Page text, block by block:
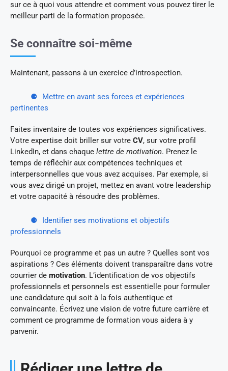
sur ce à quoi vous attendre et comment vous pouvez tirer le
meilleur parti de la formation proposée.
Se connaître soi-même
Maintenant, passons à un exercice d’introspection.
Mettre en avant ses forces et expériences
pertinentes
Faites inventaire de toutes vos expériences significatives.
Votre expertise doit briller sur votre CV, sur votre profil
LinkedIn, et dans chaque lettre de motivation. Prenez le
temps de réfléchir aux compétences techniques et
interpersonnelles que vous avez acquises. Par exemple, si
vous avez dirigé un projet, mettez en avant votre leadership
et votre capacité à résoudre des problèmes.
Identifier ses motivations et objectifs
professionnels
Pourquoi ce programme et pas un autre ? Quelles sont vos
aspirations ? Ces éléments doivent transparaître dans votre
courrier de motivation. L’identification de vos objectifs
professionnels et personnels est essentielle pour formuler
une candidature qui soit à la fois authentique et
convaincante. Écrivez une vision de votre future carrière et
comment ce programme de formation vous aidera à y
parvenir.